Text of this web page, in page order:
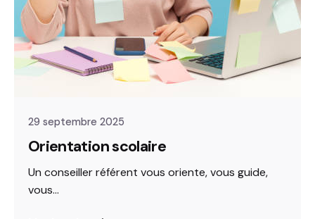
29 septembre 2025
Orientation scolaire
Un conseiller référent vous oriente, vous guide,
vous...